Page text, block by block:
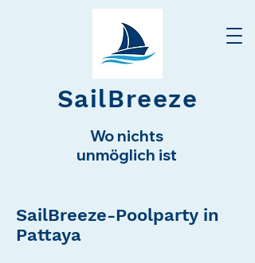
SailBreeze
Wo nichts
unmöglich ist
SailBreeze-Poolparty in
Pattaya